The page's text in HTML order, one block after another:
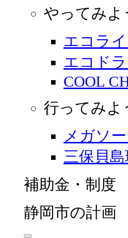
やってみよ
エコラ
エコド
COOL
行ってみよ
メガソ
三保貝
補助金・制度
静岡市の計画